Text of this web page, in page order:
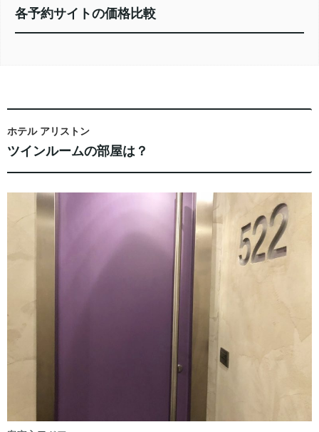
各予約サイトの価格比較
ホテル アリストン
ツインルームの部屋は？